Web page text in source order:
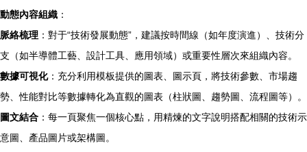
動態內容組織 ：
脈絡梳理 ：對于“技術發展動態”，建議按時間線（如年度演進）、技術分
支（如半導體工藝、設計工具、應用領域）或重要性層次來組織內容。
數據可視化：充分利用模板提供的圖表、圖示頁，將技術參數、市場趨
勢、性能對比等數據轉化為直觀的圖表（柱狀圖、趨勢圖、流程圖等）。
圖文結合 ：每一頁聚焦一個核心點，用精煉的文字說明搭配相關的技術示
意圖、產品圖片或架構圖。